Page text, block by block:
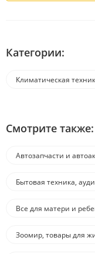
Категории:
Климатическая
Смотрите также:
Автозапчасти и
Бытовая техника,
Все для матери и
Зоомир, товары для